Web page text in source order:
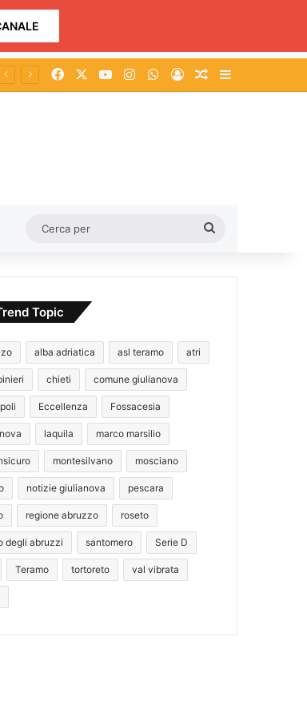
Facebook You TubeInstagramWhatsApp
AccediUn articolo a
Topic
alba adriatica asl teramo atri
chieti comune giulianova
Eccellenza Fossacesia
laquila marco marsilio
montesilvano mosciano
notizie giulianova pescara
regione abruzzo roseto
degli abruzzi santomero Serie D
Teramo tortoreto val vibrata